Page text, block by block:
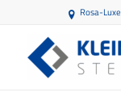
Rosa-